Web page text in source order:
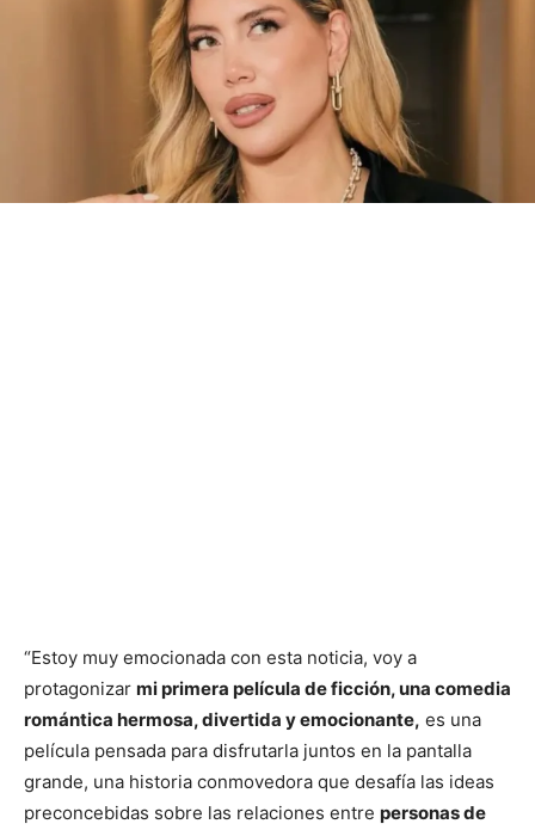
“Estoy muy emocionada con esta noticia, voy a
protagonizar mi primera película de ficción, una comedia
romántica hermosa, divertida y emocionante, es una
película pensada para disfrutarla juntos en la pantalla
grande, una historia conmovedora que desafía las ideas
preconcebidas sobre las relaciones entre personas de